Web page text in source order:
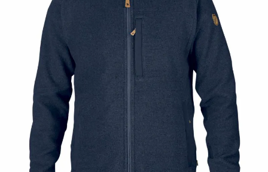
Nästan lika robust och elegant som du!